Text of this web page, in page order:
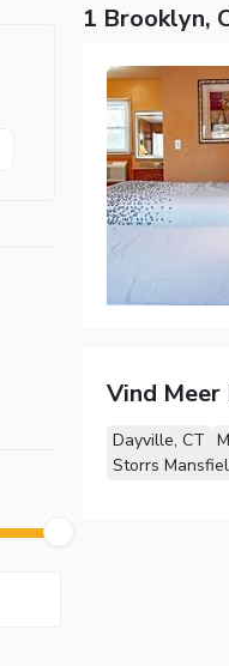
1 Brooklyn,
Vind
Dayville, CT
Storrs